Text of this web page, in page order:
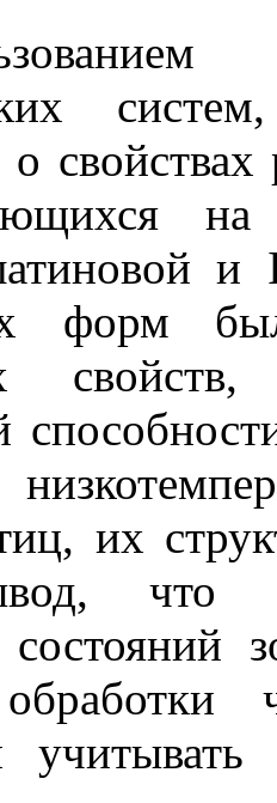
форм
свойств,
их
что
учитывать